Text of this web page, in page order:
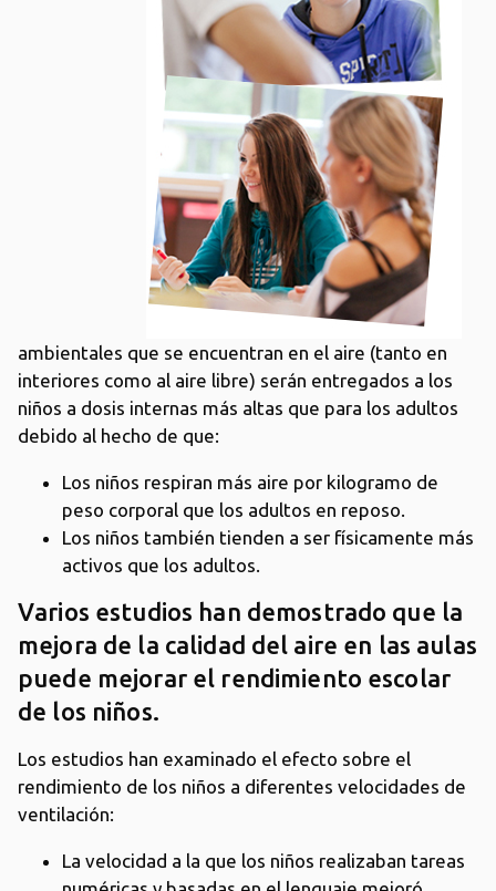
ambientales que se encuentran en el aire (tanto en
interiores como al aire libre) serán entregados a los
niños a dosis internas más altas que para los adultos
debido al hecho de que:
Los niños respiran más aire por kilogramo de
peso corporal que los adultos en reposo.
Los niños también tienden a ser físicamente más
activos que los adultos.
Varios estudios han demostrado que la
mejora de la calidad del aire en las aulas
puede mejorar el rendimiento escolar
de los niños.
Los estudios han examinado el efecto sobre el
rendimiento de los niños a diferentes velocidades de
ventilación:
La velocidad a la que los niños realizaban tareas